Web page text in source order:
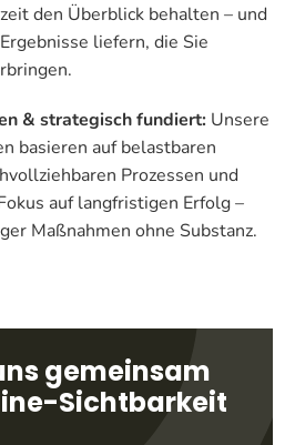
den Überblick behalten – und
liefern, die Sie
& strategisch fundiert: Unsere
basieren auf belastbaren
Prozessen und
auf langfristigen Erfolg –
Maßnahmen ohne Substanz.
gemeinsam
Sichtbarkeit